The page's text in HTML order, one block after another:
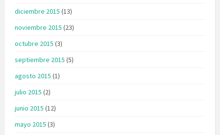
diciembre 2015 (13)
noviembre 2015 (23)
octubre 2015 (3)
septiembre 2015 (5)
agosto 2015 (1)
julio 2015 (2)
junio 2015 (12)
mayo 2015 (3)